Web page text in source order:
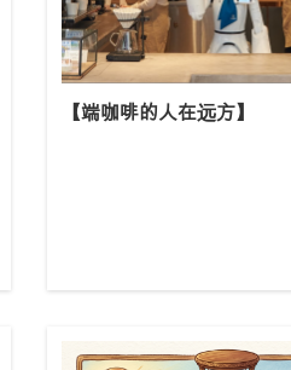
【端咖啡的人在远方】